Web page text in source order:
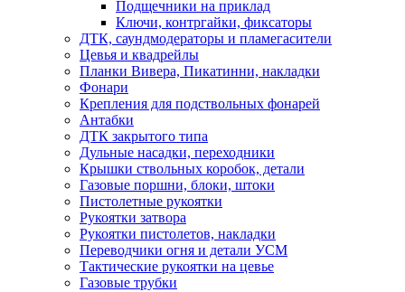
Подщечники на приклад
Ключи, контргайки, фиксаторы
ДТК, саундмодераторы и пламегасители
Цевья и квадрейлы
Планки Вивера, Пикатинни, накладки
Фонари
Крепления для подствольных фонарей
Антабки
ДТК закрытого типа
Дульные насадки, переходники
Крышки ствольных коробок, детали
Газовые поршни, блоки, штоки
Пистолетные рукоятки
Рукоятки затвора
Рукоятки пистолетов, накладки
Переводчики огня и детали УСМ
Тактические рукоятки на цевье
Газовые трубки